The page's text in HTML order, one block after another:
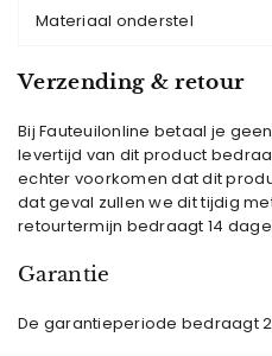
Materiaal onderstel
Verzending & retour
Bij Fauteuilonline betaal je
levertijd van dit product
echter voorkomen dat dit
dat geval zullen we dit tijdig
retourtermijn bedraagt 14
Garantie
De garantieperiode bedraagt